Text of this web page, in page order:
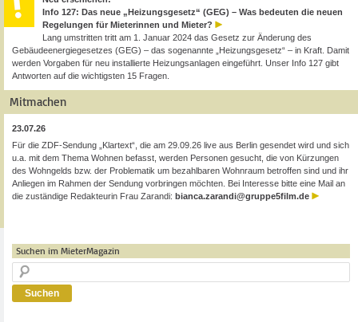
Info 127: Das neue „Heizungsgesetz“ (GEG) – Was bedeuten die neuen
Regelungen für Mieterinnen und Mieter?
Lang umstritten tritt am 1. Januar 2024 das Gesetz zur Änderung des
Gebäudeenergiegesetzes (GEG) – das sogenannte „Heizungsgesetz“ – in Kraft. Damit
werden Vorgaben für neu installierte Heizungsanlagen eingeführt. Unser Info 127 gibt
Antworten auf die wichtigsten 15 Fragen.
Mitmachen
23.07.26
Für die ZDF-Sendung „Klartext“, die am 29.09.26 live aus Berlin gesendet wird und sich
u.a. mit dem Thema Wohnen befasst, werden Personen gesucht, die von Kürzungen
des Wohngelds bzw. der Problematik um bezahlbaren Wohnraum betroffen sind und ihr
Anliegen im Rahmen der Sendung vorbringen möchten. Bei Interesse bitte eine Mail an
die zuständige Redakteurin Frau Zarandi: bianca.zarandi@gruppe5film.de
Suchen im MieterMagazin